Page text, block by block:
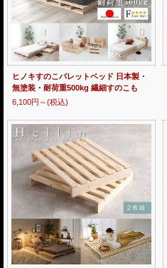
ヒノキすのこパレットベッド 日本製・
無塗装・耐荷重500kg 繊細すのこも
6,100円～(税込)